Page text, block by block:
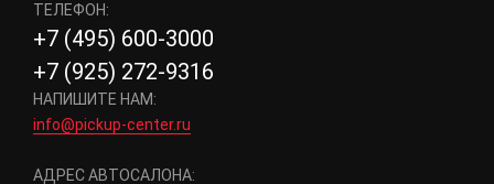
ТЕЛЕФОН:
+7 (495) 600-3000
+7 (925) 272-9316
НАПИШИТЕ НАМ:
info@pickup-center.ru
АДРЕС АВТОСАЛОНА: